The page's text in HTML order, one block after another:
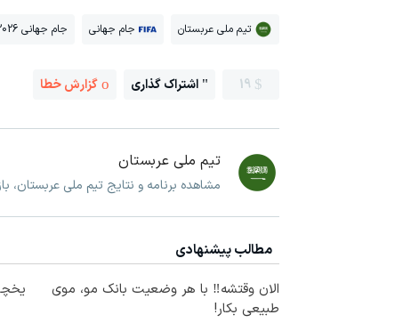
تیم ملی عربستان جام جهانی جام جهانی 2026
19 اشتراک گذاری گزارش خطا
تیم ملی عربستان
مشاهده برنامه و نتایج تیم ملی
مطالب پیشنهادی
الان وقتشه‼️ با هر وضعیت بانک مو، موی
طبیعی بکار!
یخچال